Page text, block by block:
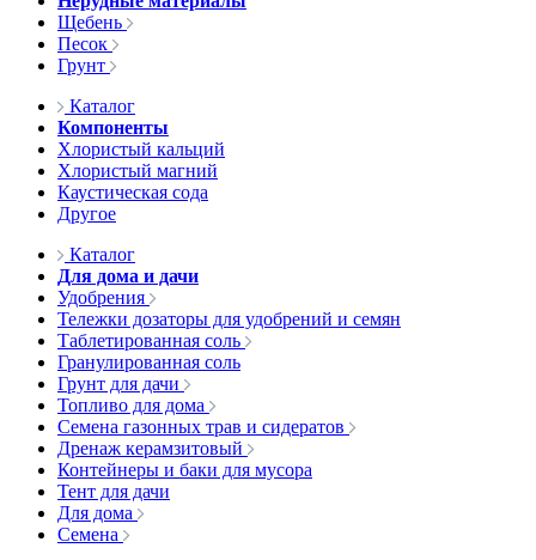
Щебень
Песок
Грунт
Каталог
Компоненты
Хлористый кальций
Хлористый магний
Каустическая сода
Другое
Каталог
Для дома и дачи
Удобрения
Тележки дозаторы для удобрений и семян
Таблетированная соль
Гранулированная соль
Грунт для дачи
Топливо для дома
Семена газонных трав и сидератов
Дренаж керамзитовый
Контейнеры и баки для мусора
Тент для дачи
Для дома
Семена